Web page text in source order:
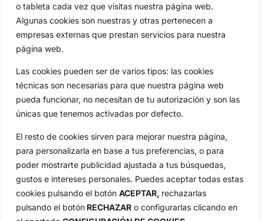
o tableta cada vez que visitas nuestra página web.
Algunas cookies son nuestras y otras pertenecen a
empresas externas que prestan servicios para nuestra
página web.
Las cookies pueden ser de varios tipos: las cookies
técnicas son necesarias para que nuestra página web
pueda funcionar, no necesitan de tu autorización y son las
únicas que tenemos activadas por defecto.
El resto de cookies sirven para mejorar nuestra página,
para personalizarla en base a tus preferencias, o para
poder mostrarte publicidad ajustada a tus búsquedas,
gustos e intereses personales. Puedes aceptar todas estas
cookies pulsando el botón ACEPTAR, rechazarlas
pulsando el botón RECHAZAR o configurarlas clicando en
Jon Rahm, LIV Golf, PGA Tour, Ryder Cup, DP World Tour, LPGA
Categorias
Inicio
Amateurs
Circuitos
Especiales
Reglas
Vídeos
De Interés
Compañía
Aviso Legal
Política de Privacidad
Política de Cookies
Publicidad
Newsletters